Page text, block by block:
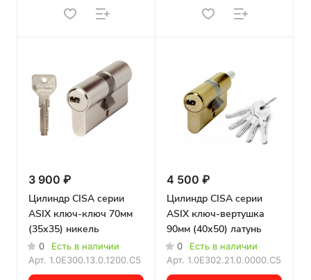
3 900 ₽
Цилиндр CISA серии
ASIX ключ-ключ 70мм
(35х35) никель
0
Есть в наличии
Арт. 1.0E300.13.0.1200.C5
4 500 ₽
Цилиндр CISA серии
ASIX ключ-вертушка
90мм (40х50) латунь
0
Есть в наличии
Арт. 1.0E302.21.0.0000.C5